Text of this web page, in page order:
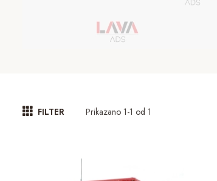
FILTER Prikazano 1-1 od 1